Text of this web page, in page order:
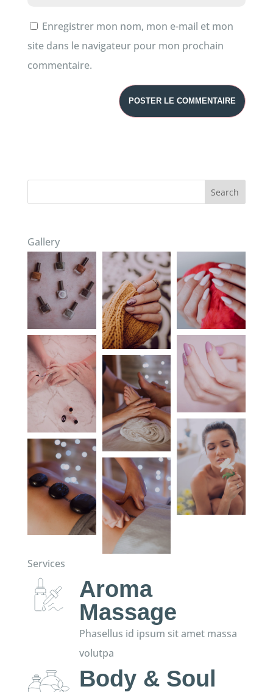
Enregistrer mon nom, mon e-mail et mon
site dans le navigateur pour mon prochain
commentaire.
Search
Gallery
Services
Aroma
Massage
Phasellus id ipsum sit amet massa
volutpa
Body & Soul